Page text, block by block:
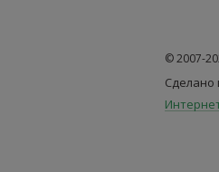
© 2007-
Сделано